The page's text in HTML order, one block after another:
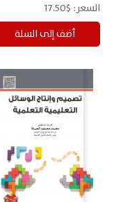
السعر: $17.50